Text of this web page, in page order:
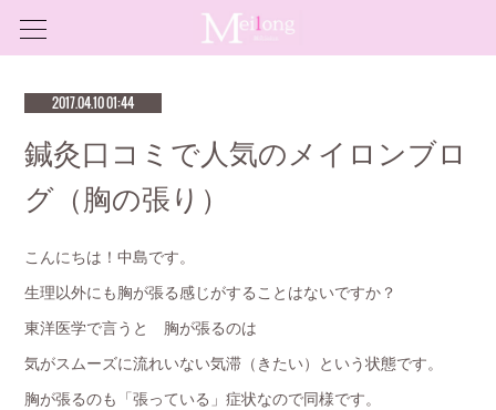
2017.04.10 01:44
鍼灸口コミで人気のメイロンブロ
グ（胸の張り）
こんにちは！中島です。
生理以外にも胸が張る感じがすることはないですか？
東洋医学で言うと 胸が張るのは
気がスムーズに流れいない気滞（きたい）という状態です。
胸が張るのも「張っている」症状なので同様です。